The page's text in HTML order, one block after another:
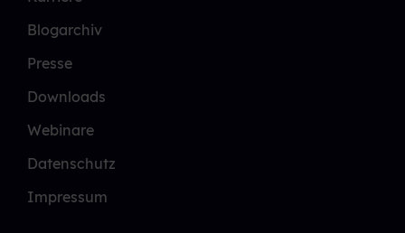
Blogarchiv
Presse
Downloads
Webinare
Datenschutz
Impressum